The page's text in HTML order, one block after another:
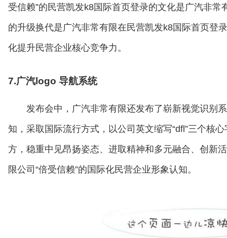
受信赖”的民营凯发k8国际首页登录的文化是广汽非
的升级换代是广汽非常有限在民营凯发k8国际首页登
化提升民营企业核心竞争力。
7.广汽logo 导航系统
发布会中，广汽非常有限还发布了崭新视觉识别
知，采取国际流行方式，以公司英文缩写“dfl”三个核
方，稳重中见昂扬姿态、进取精神和多元融合、创新
限公司“倍受信赖”的国际化民营企业形象认知。